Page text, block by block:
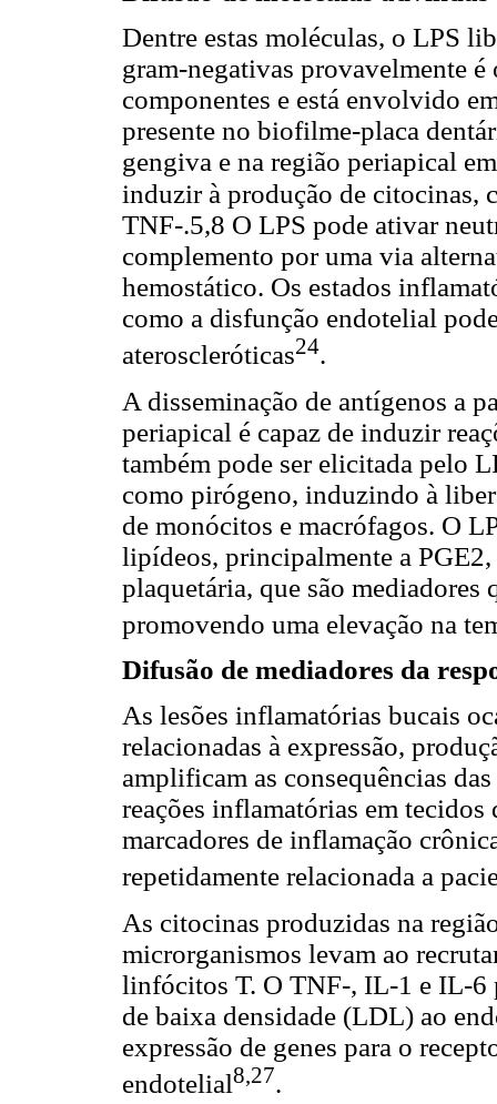
Dentre estas moléculas, o LPS
gram-negativas provavelmente
componentes e está envolvido
presente no biofilme-placa
gengiva e na região periapical
induzir à produção de citocinas,
TNF-.5,8 O LPS pode ativar
complemento por uma via
hemostático. Os estados
como a disfunção endotelial
ateroscleróticas24.
A disseminação de antígenos a
periapical é capaz de induzir
também pode ser elicitada pelo
como pirógeno, induzindo à
de monócitos e macrófagos. O
lipídeos, principalmente a
plaquetária, que são mediadores
promovendo uma elevação na
Difusão de mediadores da
As lesões inflamatórias bucais
relacionadas à expressão,
amplificam as consequências
reações inflamatórias em
marcadores de inflamação
repetidamente relacionada a
As citocinas produzidas na
microrganismos levam ao
linfócitos T. O TNF-, IL-1 e IL-6
de baixa densidade (LDL) ao
expressão de genes para o
endotelial8,27.